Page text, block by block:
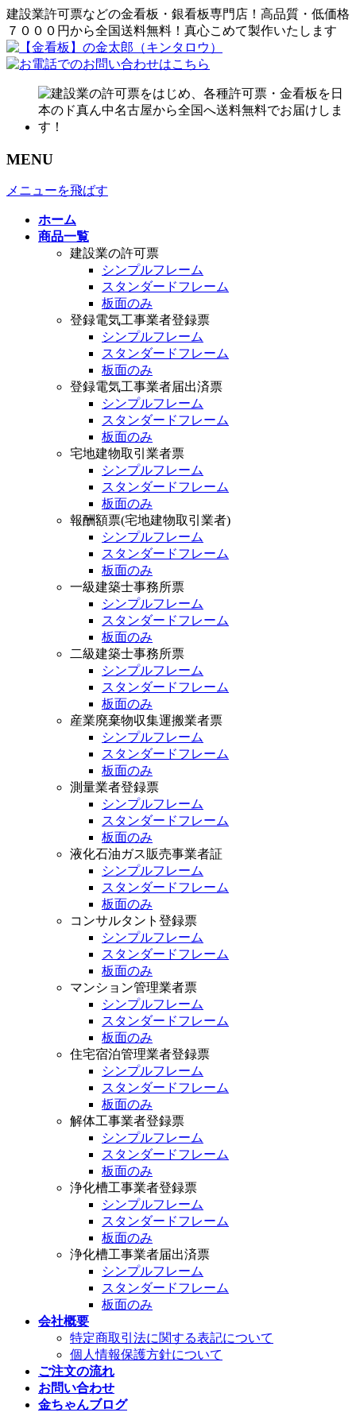
建設業許可票などの金看板・銀看板専門店！高品質・低価格
７０００円から全国送料無料！真心こめて製作いたします
MENU
メニューを飛ばす
ホーム
商品一覧
建設業の許可票
シンプルフレーム
スタンダードフレーム
板面のみ
登録電気工事業者登録票
シンプルフレーム
スタンダードフレーム
板面のみ
登録電気工事業者届出済票
シンプルフレーム
スタンダードフレーム
板面のみ
宅地建物取引業者票
シンプルフレーム
スタンダードフレーム
板面のみ
報酬額票(宅地建物取引業者)
シンプルフレーム
スタンダードフレーム
板面のみ
一級建築士事務所票
シンプルフレーム
スタンダードフレーム
板面のみ
二級建築士事務所票
シンプルフレーム
スタンダードフレーム
板面のみ
産業廃棄物収集運搬業者票
シンプルフレーム
スタンダードフレーム
板面のみ
測量業者登録票
シンプルフレーム
スタンダードフレーム
板面のみ
液化石油ガス販売事業者証
シンプルフレーム
スタンダードフレーム
板面のみ
コンサルタント登録票
シンプルフレーム
スタンダードフレーム
板面のみ
マンション管理業者票
シンプルフレーム
スタンダードフレーム
板面のみ
住宅宿泊管理業者登録票
シンプルフレーム
スタンダードフレーム
板面のみ
解体工事業者登録票
シンプルフレーム
スタンダードフレーム
板面のみ
浄化槽工事業者登録票
シンプルフレーム
スタンダードフレーム
板面のみ
浄化槽工事業者届出済票
シンプルフレーム
スタンダードフレーム
板面のみ
会社概要
特定商取引法に関する表記について
個人情報保護方針について
ご注文の流れ
お問い合わせ
金ちゃんブログ